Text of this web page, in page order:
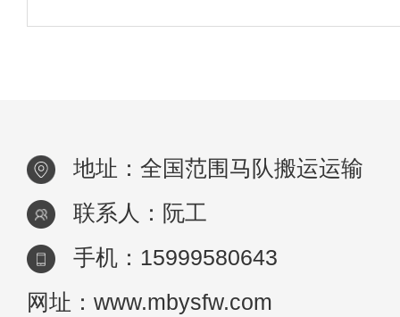
续
山建设项目材料运输困难、运输成本高的实
地址：全国范围马队搬运运输
联系人：阮工
手机：15999580643
网址：www.mbysfw.com